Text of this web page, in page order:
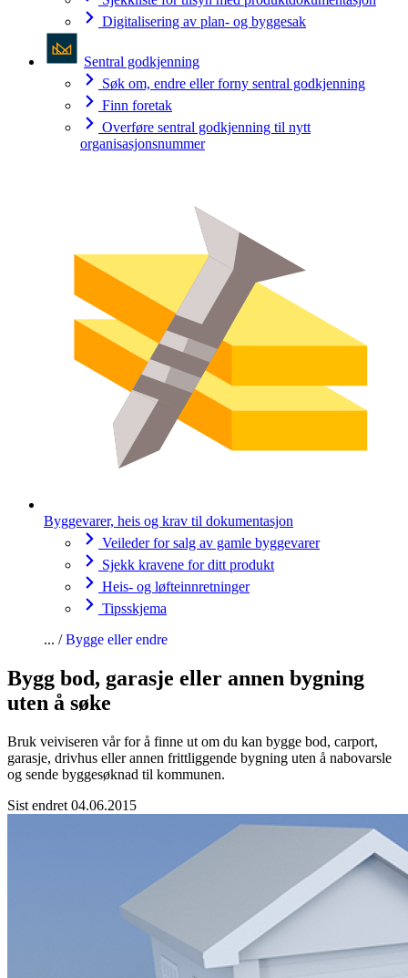
Digitalisering av plan- og byggesak
Sentral godkjenning
Søk om, endre eller forny sentral godkjenning
Finn foretak
Overføre sentral godkjenning til nytt
organisasjonsnummer
Byggevarer, heis og krav til dokumentasjon
Veileder for salg av gamle byggevarer
Sjekk kravene for ditt produkt
Heis- og løfteinnretninger
Tipsskjema
Bygge eller endre
Bygg bod, garasje eller annen bygning
uten å søke
Bruk veiviseren vår for å finne ut om du kan bygge bod, carport,
garasje, drivhus eller annen frittliggende bygning uten å nabovarsle
og sende byggesøknad til kommunen.
Sist endret 04.06.2015